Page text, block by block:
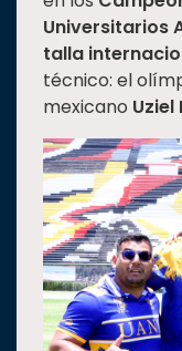
Estudiantes
Rectoría
Investigación
Responsabilidad
social
Vinculación
Historia
Universiada
Nacional
Universitarios
talla
técnico: el
mexicano